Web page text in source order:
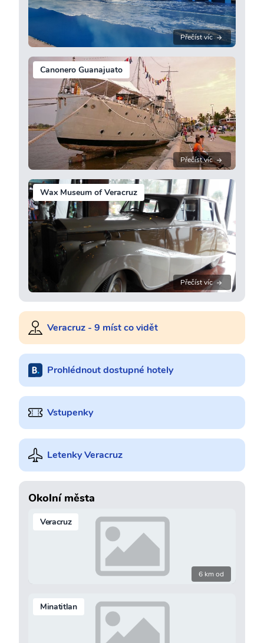
Přečíst víc
Canonero Guanajuato
Přečíst víc
Wax Museum of Veracruz
Přečíst víc
Veracruz - 9 míst co vidět
Prohlédnout dostupné hotely
Vstupenky
Letenky Veracruz
Okolní města
Veracruz
6 km od
Minatitlan